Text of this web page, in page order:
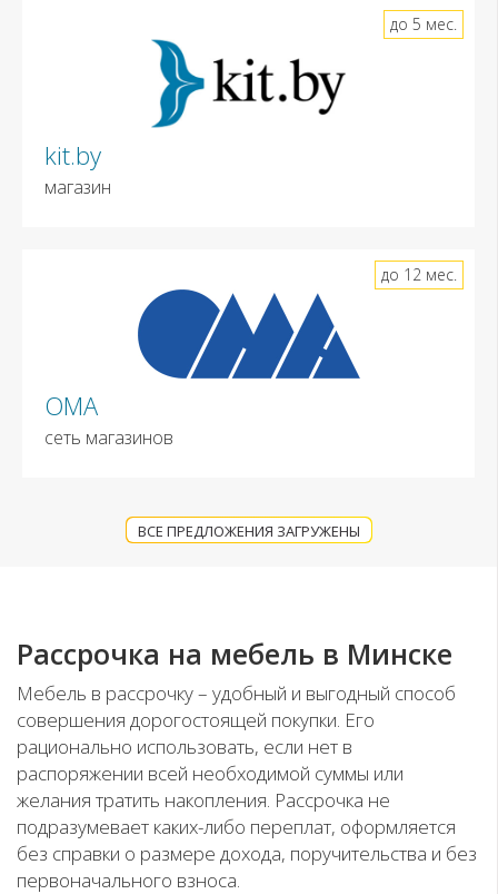
kit.by
магазин
до 5 мес.
ОМА
сеть магазинов
до 12 мес.
ВСЕ ПРЕДЛОЖЕНИЯ ЗАГРУЖЕНЫ
Рассрочка на мебель в Минске
Мебель в рассрочку – удобный и выгодный способ
совершения дорогостоящей покупки. Его
рационально использовать, если нет в
распоряжении всей необходимой суммы или
желания тратить накопления. Рассрочка не
подразумевает каких-либо переплат, оформляется
без справки о размере дохода, поручительства и без
первоначального взноса.